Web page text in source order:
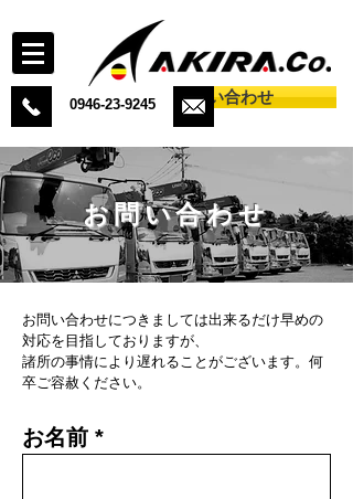
0946-23-9245 お問い合わせ
お問い合わせ
お問い合わせにつきましては出来るだけ早めの
対応を目指しておりますが、
諸所の事情により遅れることがございます。何
卒ご容赦ください。
お名前